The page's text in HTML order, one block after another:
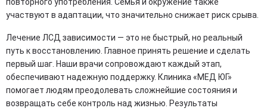
участвуют в адаптации, что значительно снижает риск срыва.
Лечение ЛСД зависимости — это не быстрый, но реальный
путь к восстановлению. Главное принять решение и сделать
первый шаг. Наши врачи сопровождают каждый этап,
обеспечивают надежную поддержку. Клиника «МЕД ЮГ»
помогает людям преодолевать сложнейшие состояния и
возвращать себе контроль над жизнью. Результаты